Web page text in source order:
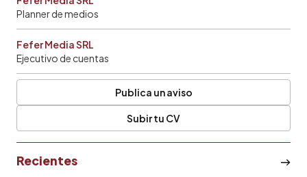
Planner de medios
Fefer Media SRL
Ejecutivo de cuentas
Publica un aviso
Subir tu CV
Recientes